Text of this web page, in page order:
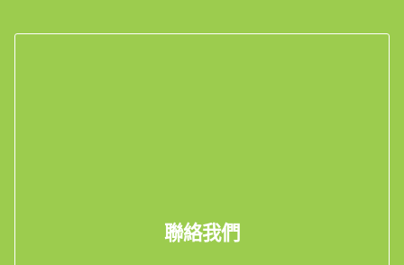
聯絡我們